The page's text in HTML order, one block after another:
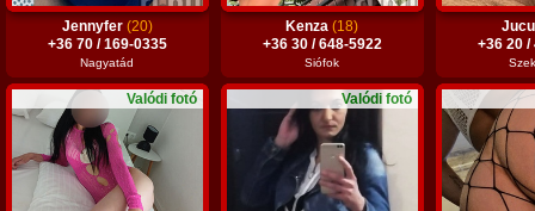
Jennyfer (20)
+36 70 / 169-0335
Nagyatád
Kenza(18)
+36 30 / 648-5922
Siófok
+36 20 /
Valódi fotó Valódi fotó